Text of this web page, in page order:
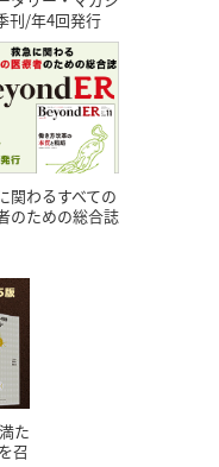
刊/年4回発行
関わるすべての
のための総合誌
た
召